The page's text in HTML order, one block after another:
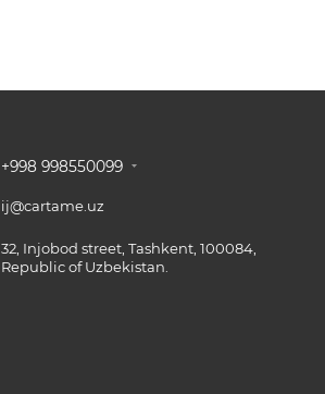
+998 998550099
ij@cartame.uz
32, Injobod street, Tashkent, 100084,
Republic of Uzbekistan.